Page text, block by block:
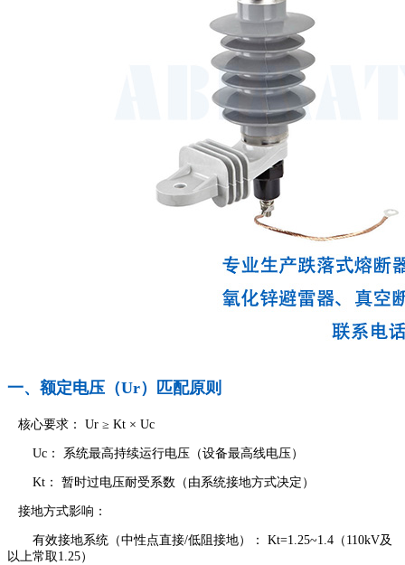
一、额定电压（Ur）匹配原则
核心要求： Ur ≥ Kt × Uc
Uc： 系统最高持续运行电压（设备最高线电压）
Kt： 暂时过电压耐受系数（由系统接地方式决定）
接地方式影响：
有效接地系统（中性点直接/低阻接地）： Kt=1.25~1.4（110kV及
以上常取1.25）